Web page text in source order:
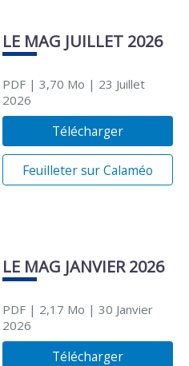
LE MAG JUILLET 2026
PDF| 3,70 Mo | 23 Juillet
2026
Télécharger
Feuilleter sur Calaméo
LE MAG JANVIER 2026
PDF| 2,17 Mo | 30 Janvier
2026
Télécharger